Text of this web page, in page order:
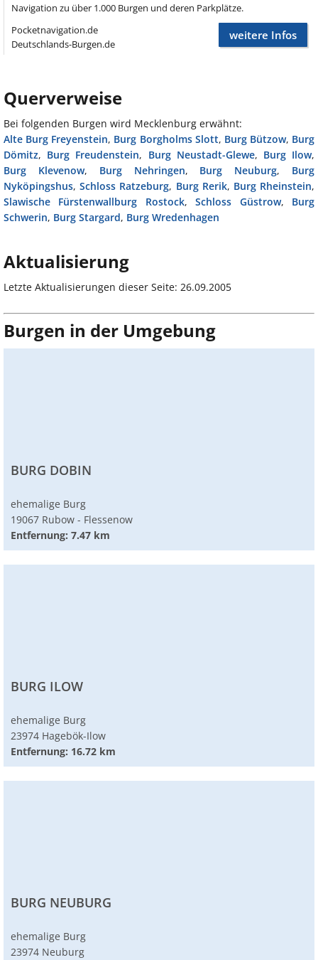
Navigation zu über 1.000 Burgen und deren Parkplätze.
Pocketnavigation.de
Deutschlands-Burgen.de
weitere Infos
Querverweise
Bei folgenden Burgen wird Mecklenburg erwähnt:
Alte Burg Freyenstein, Burg Borgholms Slott, Burg Bützow, Burg
Dömitz, Burg Freudenstein, Burg Neustadt-Glewe, Burg Ilow,
Burg Klevenow, Burg Nehringen, Burg Neuburg, Burg
Nyköpingshus,Schloss Ratzeburg, Burg Rerik, Burg Rheinstein,
Slawische Fürstenwallburg Rostock,Schloss Güstrow, Burg
Schwerin, Burg Stargard, Burg Wredenhagen
Aktualisierung
Letzte Aktualisierungen dieser Seite: 26.09.2005
Burgen in der Umgebung
BURG DOBIN
ehemalige Burg
19067 Rubow - Flessenow
Entfernung: 7.47 km
BURG ILOW
ehemalige Burg
23974 Hagebök-Ilow
Entfernung: 16.72 km
BURG NEUBURG
ehemalige Burg
23974 Neuburg